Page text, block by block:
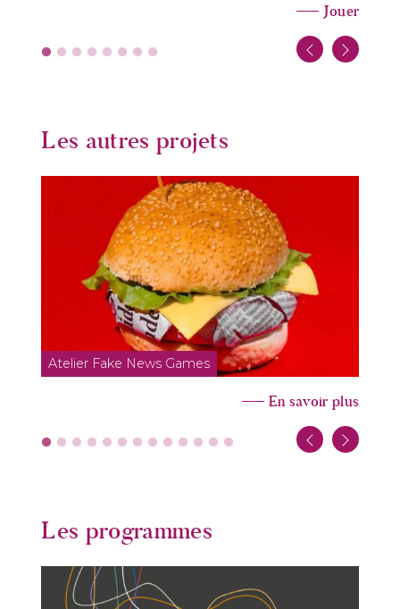
Jouer
Les autres projets
Atelier Fake News Games
En savoir plus
Les programmes